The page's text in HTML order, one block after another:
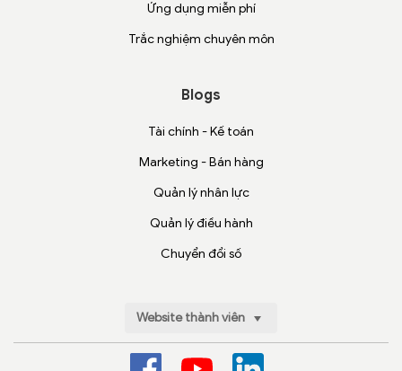
Ứng dụng miễn phí
Trắc nghiệm chuyên môn
Blogs
Tài chính - Kế toán
Marketing - Bán hàng
Quản lý nhân lực
Quản lý điều hành
Chuyển đổi số
Website thành viên